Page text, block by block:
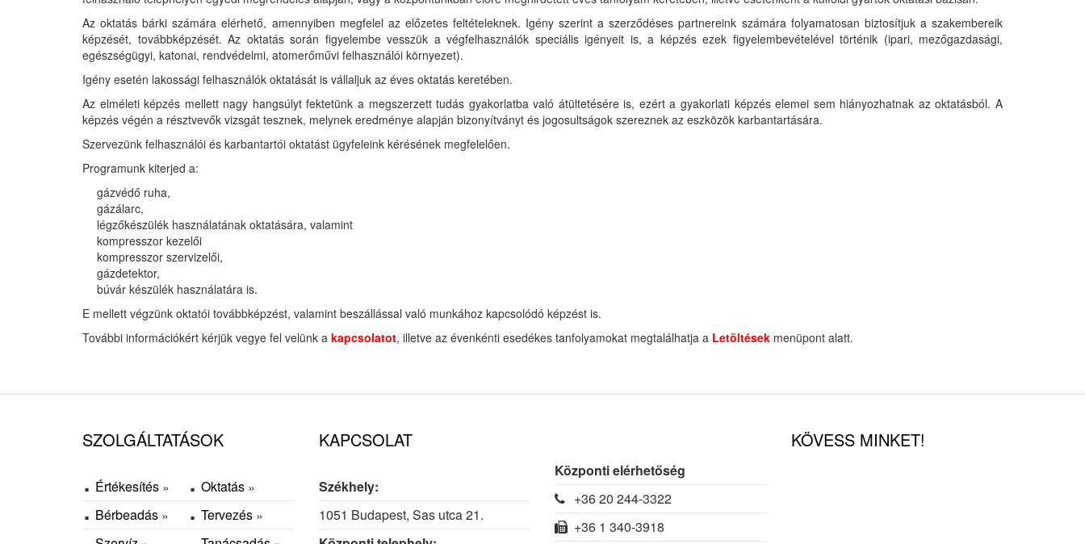
Az oktatás bárki számára elérhető, amennyiben megfelel az előzetes feltételeknek. Igény szerint a szerződéses partnereink számára folyamatosan biztosítjuk a szakembereik
képzését, továbbképzését. Az oktatás során figyelembe vesszük a végfelhasználók speciális igényeit is, a képzés ezek figyelembevételével történik (ipari, mezőgazdasági,
egészségügyi, katonai, rendvédelmi, atomerőművi felhasználói környezet).
Igény esetén lakossági felhasználók oktatását is vállaljuk az éves oktatás keretében.
Az elméleti képzés mellett nagy hangsúlyt fektetünk a megszerzett tudás gyakorlatba való átültetésére is, ezért a gyakorlati képzés elemei sem hiányozhatnak az oktatásból. A
képzés végén a résztvevők vizsgát tesznek, melynek eredménye alapján bizonyítványt és jogosultságok szereznek az eszközök karbantartására.
Szervezünk felhasználói és karbantartói oktatást ügyfeleink kérésének megfelelően.
Programunk kiterjed a:
gázvédő ruha,
gázálarc,
légzőkészülék használatának oktatására, valamint
kompresszor kezelői
kompresszor szervizelői,
gázdetektor,
búvár készülék használatára is.
E mellett végzünk oktatói továbbképzést, valamint beszállással való munkához kapcsolódó képzést is.
További információkért kérjük vegye fel velünk a kapcsolatot, illetve az évenkénti esedékes tanfolyamokat megtalálhatja a Letöltések menüpont alatt.
SZOLGÁLTATÁSOK
Értékesítés
Bérbeadás
Oktatás
Tervezés
KAPCSOLAT
Székhely:
1051 Budapest, Sas utca 21.
Központi elérhetőség
+36 20 244-3322
+36 1 340-3918
KÖVESS MINKET!